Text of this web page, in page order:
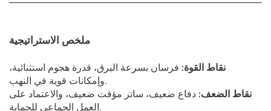
ملخص الاستراتيجية
نقاط القوة: فرسان بسرعة البرق، قدرة هجوم استثنائية،
وإمكانات قوية في النهب.
نقاط الضعف: دفاع ضعيف، ساتر مؤقت ضعيف، والاعتماد على
العمل الجماعي للحماية.